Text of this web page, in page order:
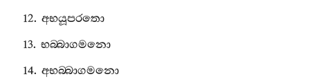
12. අභයූපරතො
13. භබ‍්බාගමනො
14. අභබ‍්බාගමනො